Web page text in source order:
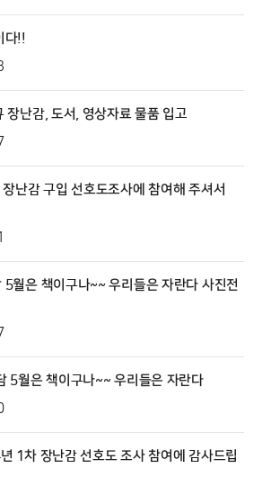
다!!
난감, 도서, 영상자료 물품 입고
난감 구입 선호도조사에 참여해 주셔서
월은 책이구나~~ 우리들은 자란다 사진전
5월은 책이구나~~ 우리들은 자란다
1차 장난감 선호도 조사 참여에 감사드립